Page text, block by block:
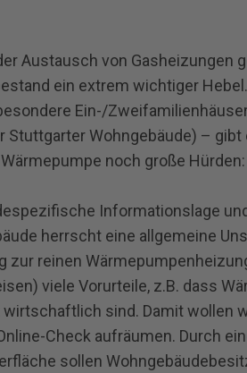
Austausch von Gasheizungen
ein extrem wichtiger
Ein-/
Stuttgarter Wohngebäude) – gibt
noch große Hürden:
Informationslage
herrscht eine allgemeine
zur reinen
viele Vorurteile, z.B. dass
sind. Damit wollen
Check aufräumen. Durch
sollen